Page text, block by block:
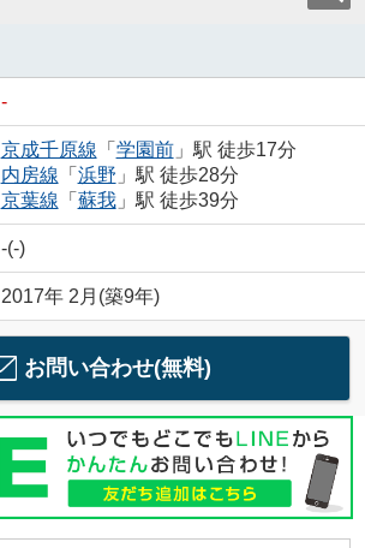
-
京成千原線 「 学園前」駅 徒歩17分
内房線 「 浜野 」駅 徒歩28分
京葉線 「 蘇我」駅 徒歩39分
-(-)
2017年 2月(築9年)
お問い合わせ(無料)